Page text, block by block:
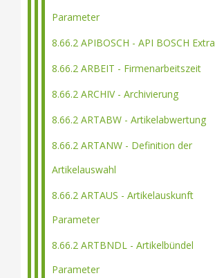
Parameter
8.66.2 APIBOSCH - API BOSCH Extra
8.66.2 ARBEIT - Firmenarbeitszeit
8.66.2 ARCHIV - Archivierung
8.66.2 ARTABW - Artikelabwertung
8.66.2 ARTANW - Definition der
Artikelauswahl
8.66.2 ARTAUS - Artikelauskunft
Parameter
8.66.2 ARTBNDL - Artikelbündel
Parameter